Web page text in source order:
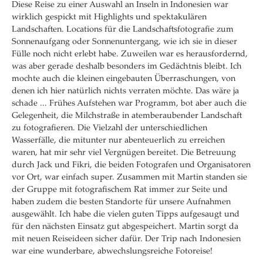
Diese Reise zu einer Auswahl an Inseln in Indonesien war
wirklich gespickt mit Highlights und spektakulären
Landschaften. Locations für die Landschaftsfotografie zum
Sonnenaufgang oder Sonnenuntergang, wie ich sie in dieser
Fülle noch nicht erlebt habe. Zuweilen war es herausfordernd,
was aber gerade deshalb besonders im Gedächtnis bleibt. Ich
mochte auch die kleinen eingebauten Überraschungen, von
denen ich hier natürlich nichts verraten möchte. Das wäre ja
schade ... Frühes Aufstehen war Programm, bot aber auch die
Gelegenheit, die Milchstraße in atemberaubender Landschaft
zu fotografieren. Die Vielzahl der unterschiedlichen
Wasserfälle, die mitunter nur abenteuerlich zu erreichen
waren, hat mir sehr viel Vergnügen bereitet. Die Betreuung
durch Jack und Fikri, die beiden Fotografen und Organisatoren
vor Ort, war einfach super. Zusammen mit Martin standen sie
der Gruppe mit fotografischem Rat immer zur Seite und
haben zudem die besten Standorte für unsere Aufnahmen
ausgewählt. Ich habe die vielen guten Tipps aufgesaugt und
für den nächsten Einsatz gut abgespeichert. Martin sorgt da
mit neuen Reiseideen sicher dafür. Der Trip nach Indonesien
war eine wunderbare, abwechslungsreiche Fotoreise!